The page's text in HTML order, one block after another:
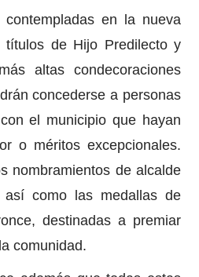
en la nueva
títulos de Hijo Predilecto y
altas condecoraciones
concederse a personas
el municipio que hayan
o méritos excepcionales.
nombramientos de alcalde
así como las medallas de
destinadas a premiar
comunidad.